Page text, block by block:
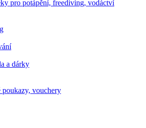
pro potápění, freediving, vodáctví
a dárky
poukazy, vouchery